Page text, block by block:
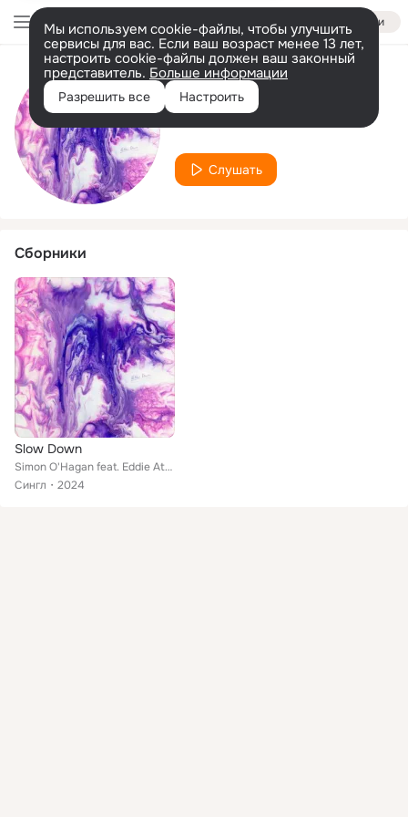
Войти
Мы используем cookie-файлы, чтобы улучшить
сервисы для вас. Если ваш возраст менее 13 лет,
настроить cookie-файлы должен ваш законный
представитель. Больше информации
Разрешить все Настроить
Исполнитель
Eddie Atom
Слушать
Сборники
Slow Down
Simon O'Hagan feat. Eddie Atom
Сингл
2024